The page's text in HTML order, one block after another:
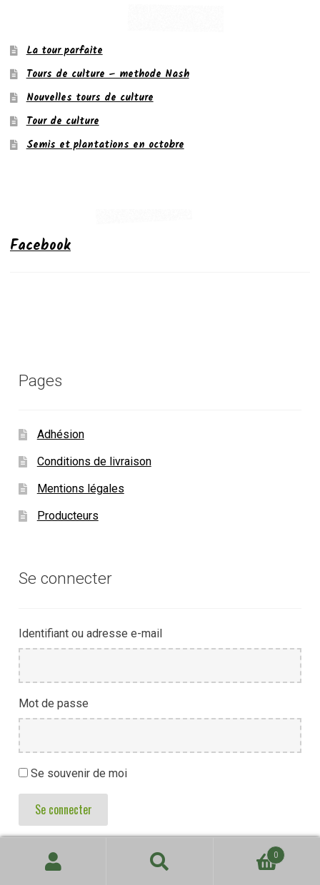
La tour parfaite
Tours de culture – methode Nash
Nouvelles tours de culture
Tour de culture
Semis et plantations en octobre
Facebook
Pages
Adhésion
Conditions de livraison
Mentions légales
Producteurs
Se connecter
Identifiant ou adresse e-mail
Mot de passe
Se souvenir de moi
Se connecter
Recherche
Recherche
0